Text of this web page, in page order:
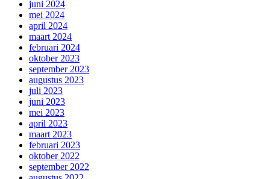
juni 2024
mei 2024
april 2024
maart 2024
februari 2024
oktober 2023
september 2023
augustus 2023
juli 2023
juni 2023
mei 2023
april 2023
maart 2023
februari 2023
oktober 2022
september 2022